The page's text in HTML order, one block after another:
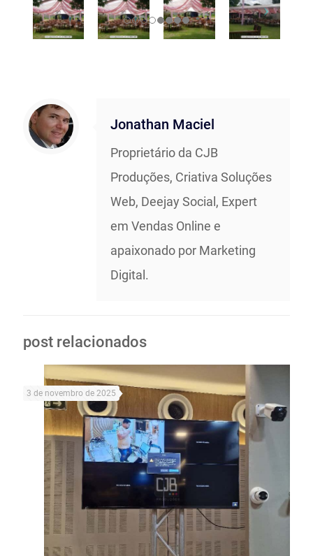
Jonathan Maciel
Proprietário da CJB
Produções, Criativa Soluções
Web, Deejay Social, Expert
em Vendas Online e
apaixonado por Marketing
Digital.
post relacionados
3 de novembro de 2025